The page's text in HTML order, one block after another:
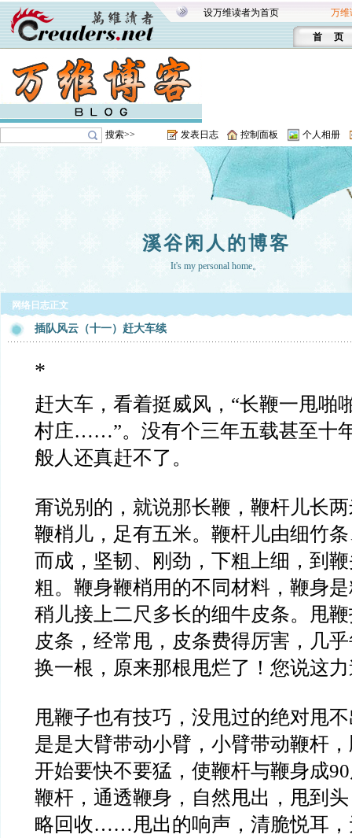
设万维读者为首页 万维
首 页
搜索>> 发表日志 控制面板 个人相册
溪谷闲人的博客
It's my personal home。
网络日志正文
插队风云（十一）赶大车续
*
赶大车，看着挺威风，“长鞭一甩啪
村庄……”。没有个三年五载甚至十
般人还真赶不了。
甭说别的，就说那长鞭，鞭杆儿长
鞭梢儿，足有五米。鞭杆儿由细竹
而成，坚韧、刚劲，下粗上细，到
粗。鞭身鞭梢用的不同材料，鞭身
稍儿接上二尺多长的细牛皮条。甩
皮条，经常甩，皮条费得厉害，几
换一根，原来那根甩烂了！您说这
甩鞭子也有技巧，没甩过的绝对甩
是是大臂带动小臂，小臂带动鞭杆
开始要快不要猛，使鞭杆与鞭身成
鞭杆，通透鞭身，自然甩出，甩到
略回收……甩出的响声，清脆悦耳，